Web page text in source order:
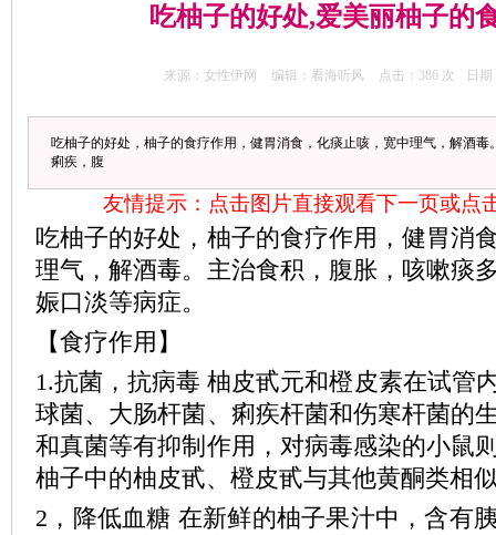
吃柚子的好处,爱美丽柚子的
来源：女性伊网 编辑：看海听风 点击： 386 次 日期
吃柚子的好处，柚子的食疗作用，健胃消食，化痰止咳，宽中理气，解酒毒
痢疾，腹
友情提示：点击图片直接观看下一页或点
吃柚子的好处，柚子的食疗作用，健胃消
理气，解酒毒。主治食积，腹胀，咳嗽痰
娠口淡等病症。
【食疗作用】
1.抗菌，抗病毒 柚皮甙元和橙皮素在试管
球菌、大肠杆菌、痢疾杆菌和伤寒杆菌的
和真菌等有抑制作用，对病毒感染的小鼠
柚子中的柚皮甙、橙皮甙与其他黄酮类相
2，降低血糖 在新鲜的柚子果汁中，含有